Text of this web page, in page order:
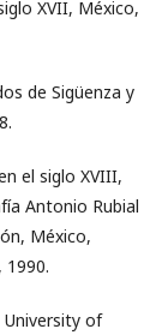
XVII, México,
de Sigüenza y
el siglo XVIII,
Antonio Rubial
México,
1990.
of